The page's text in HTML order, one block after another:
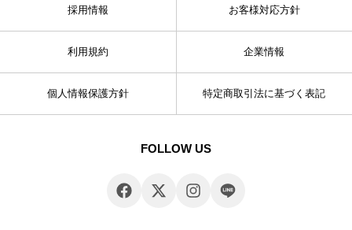
採用情報 お客様対応方針
利用規約 企業情報
個人情報保護方針 特定商取引法に基づく表記
FOLLOW US